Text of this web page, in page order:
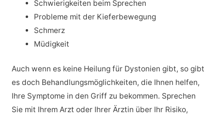
Schwierigkeiten beim Sprechen
Probleme mit der Kieferbewegung
Schmerz
Müdigkeit
Auch wenn es keine Heilung für Dystonien gibt, so gibt
es doch Behandlungsmöglichkeiten, die Ihnen helfen,
Ihre Symptome in den Griff zu bekommen. Sprechen
Sie mit Ihrem Arzt oder Ihrer Ärztin über Ihr Risiko,